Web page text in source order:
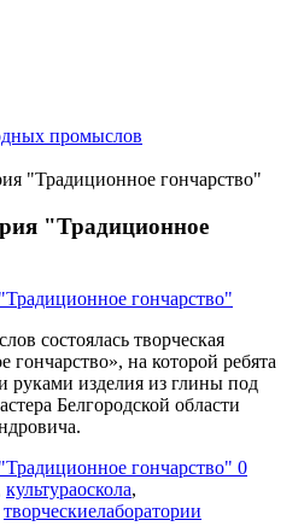
промыслов
"Традиционное гончарство"
"Традиционное
состоялась творческая
гончарство», на которой ребята
руками изделия из глины под
Белгородской области
культураоскола,
творческиелаборатории